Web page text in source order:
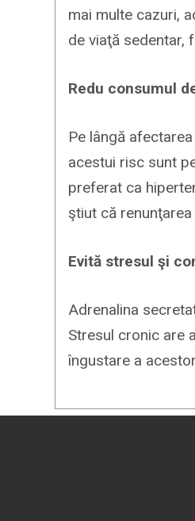
mai multe cazuri,
de viaţă sedentar,
Redu consumul
Pe lângă
acestui risc sunt
preferat ca
ştiut că
Evită stresul şi
Adrenalina
Stresul cronic are
îngustare a